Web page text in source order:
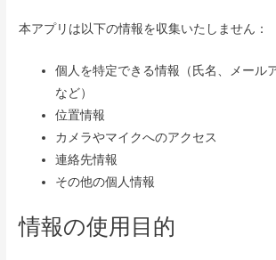
本アプリは以下の情報を収集いたしません：
個人を特定できる情報（氏名、メール
など）
位置情報
カメラやマイクへのアクセス
連絡先情報
その他の個人情報
情報の使用目的